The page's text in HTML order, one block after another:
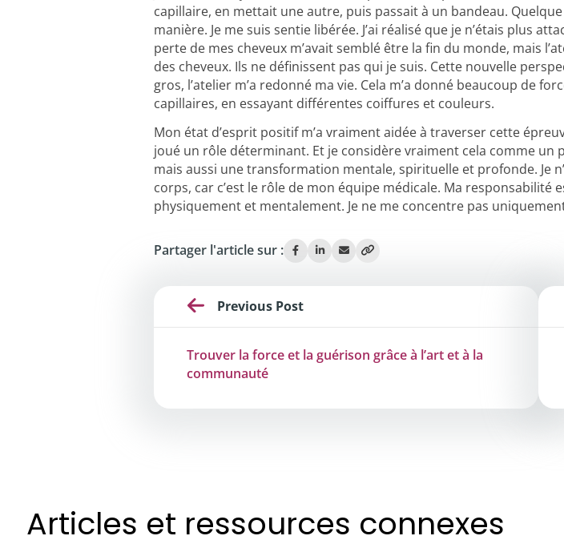
capillaire, en mettait une autre, puis passait à un bandeau.
manière. Je me suis sentie libérée. J’ai réalisé que je n’étais plus
perte de mes cheveux m’avait semblé être la fin du monde, mais
des cheveux. Ils ne définissent pas qui je suis. Cette nouvelle
gros, l’atelier m’a redonné ma vie. Cela m’a donné beaucoup de
capillaires, en essayant différentes coiffures et couleurs.
Mon état d’esprit positif m’a vraiment aidée à traverser cette
joué un rôle déterminant. Et je considère vraiment cela comme
mais aussi une transformation mentale, spirituelle et profonde. Je
corps, car c’est le rôle de mon équipe médicale. Ma
physiquement et mentalement. Je ne me concentre pas
Partager l'article sur :
Previous Post
Trouver la force et la guérison grâce à l’art et à la
communauté
Articles et ressources connexes